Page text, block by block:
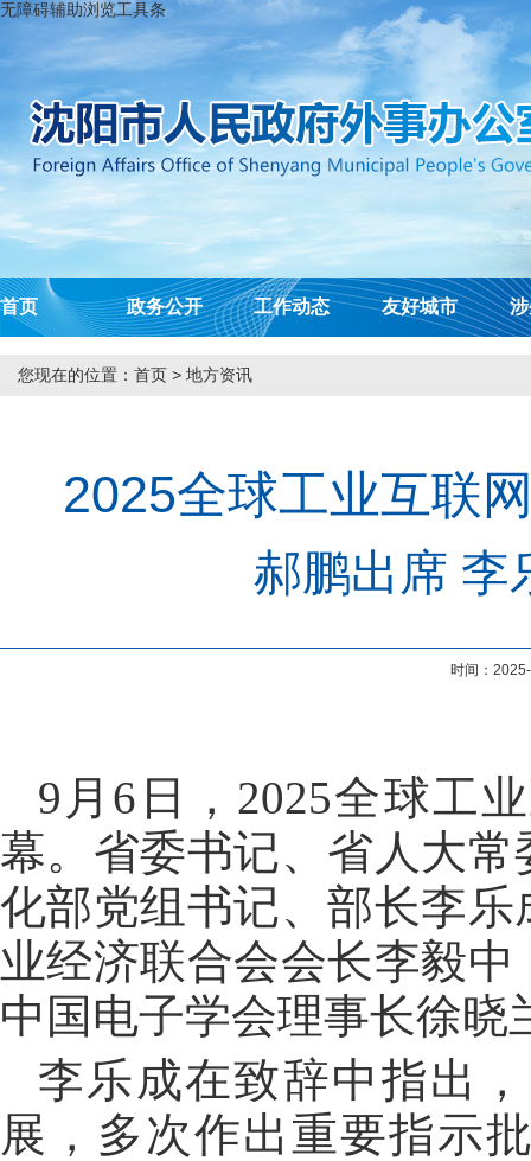
无障碍辅助浏览工具条
首页 政务公开 工作动态 友好城市
您现在的位置： 首页 > 地方资讯
2025全球工业互联
郝鹏出席 李
时间：
9月6日，2025全球工
幕。省委书记、省人大
化部党组书记、部长李
业经济联合会会长李毅
中国电子学会理事长徐
李乐成在致辞中指出
展，多次作出重要指示